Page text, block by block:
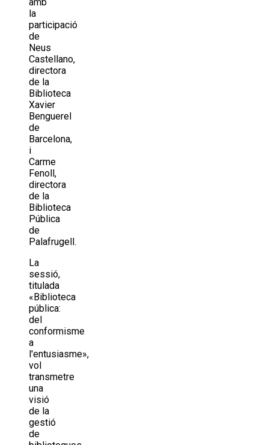
amb
la
participació
de
Neus
Castellano,
directora
de la
Biblioteca
Xavier
Benguerel
de
Barcelona,
i
Carme
Fenoll,
directora
de la
Biblioteca
Pública
de
Palafrugell.
La
sessió,
titulada
«Biblioteca
pública:
del
conformisme
a
l'entusiasme»,
vol
transmetre
una
visió
de la
gestió
de